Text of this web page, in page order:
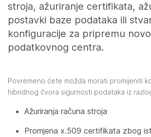
stroja, ažuriranje certifikata,
postavki baze podataka ili
konfiguracije za pripremu
podatkovnog centra.
Povremeno ćete možda morati promijeniti
hibridnog čvora sigurnosti podataka iz
Ažuriranja računa stroja
Promjena x.509 certifikata zbog